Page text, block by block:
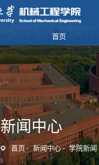
首页
新闻中心
首页 新闻中心 学院新闻